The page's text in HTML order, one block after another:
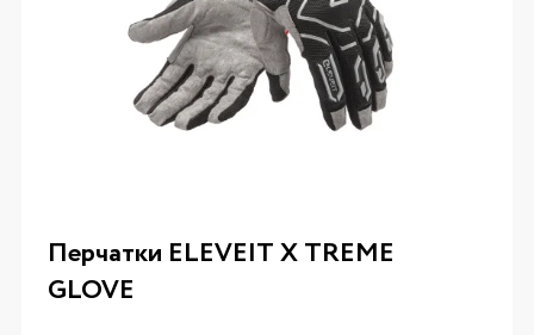
Перчатки ELEVEIT X TREME
GLOVE